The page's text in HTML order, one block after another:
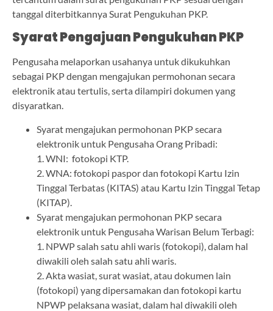
tanggal diterbitkannya Surat Pengukuhan PKP.
Syarat Pengajuan Pengukuhan PKP
Pengusaha melaporkan usahanya untuk dikukuhkan
sebagai PKP dengan mengajukan permohonan secara
elektronik atau tertulis, serta dilampiri dokumen yang
disyaratkan.
Syarat mengajukan permohonan PKP secara
elektronik untuk Pengusaha Orang Pribadi:
1. WNI: fotokopi KTP.
2. WNA: fotokopi paspor dan fotokopi Kartu Izin
Tinggal Terbatas (KITAS) atau Kartu Izin Tinggal Tetap
(KITAP).
Syarat mengajukan permohonan PKP secara
elektronik untuk Pengusaha Warisan Belum Terbagi:
1. NPWP salah satu ahli waris (fotokopi), dalam hal
diwakili oleh salah satu ahli waris.
2. Akta wasiat, surat wasiat, atau dokumen lain
(fotokopi) yang dipersamakan dan fotokopi kartu
NPWP pelaksana wasiat, dalam hal diwakili oleh